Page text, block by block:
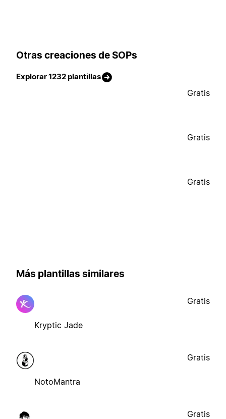
Otras creaciones de SOPs
Explorar 1232 plantillas
Gratis
Gratis
Gratis
Más plantillas similares
Kryptic Jade
Gratis
NotoMantra
Gratis
Gratis